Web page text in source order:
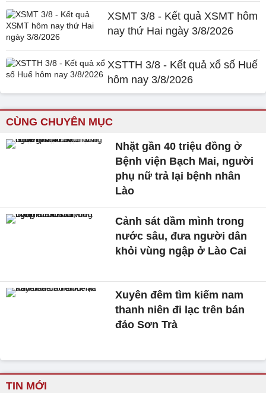
XSMT 3/8 - Kết quả XSMT hôm
nay thứ Hai ngày 3/8/2026
XSTTH 3/8 - Kết quả xổ số Huế
hôm nay 3/8/2026
CÙNG CHUYÊN MỤC
Nhặt gần 40 triệu đồng ở
Bệnh viện Bạch Mai, người
phụ nữ trả lại bệnh nhân
Lào
Cảnh sát dầm mình trong
nước sâu, đưa người dân
khỏi vùng ngập ở Lào Cai
Xuyên đêm tìm kiếm nam
thanh niên đi lạc trên bán
đảo Sơn Trà
TIN MỚI